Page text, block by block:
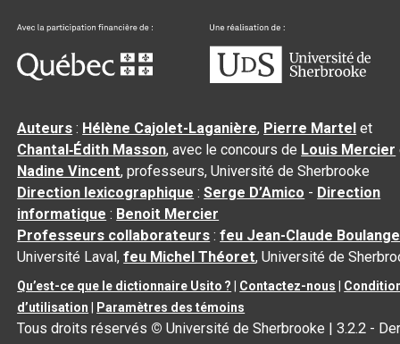
Auteurs : Hélène Cajolet-Laganière, Pierre Martel et
Chantal‑Édith Masson, avec le concours de Louis Mercier
Nadine Vincent, professeurs, Université de Sherbrooke
Direction lexicographique :Serge D’Amico - Direction
informatique : Benoit Mercier
Professeurs collaborateurs :feu Jean-Claude
Université Laval,feu Michel Théoret, Université de
Qu’est-ce que le dictionnaire Usito ? | Contactez-nous |
d’utilisation | Paramètres des témoins
Tous droits réservés © Université de Sherbrooke |3.2.2 -